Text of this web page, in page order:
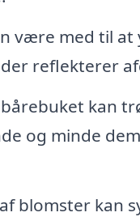
være med til at
reflekterer
kan
og minde
blomster kan